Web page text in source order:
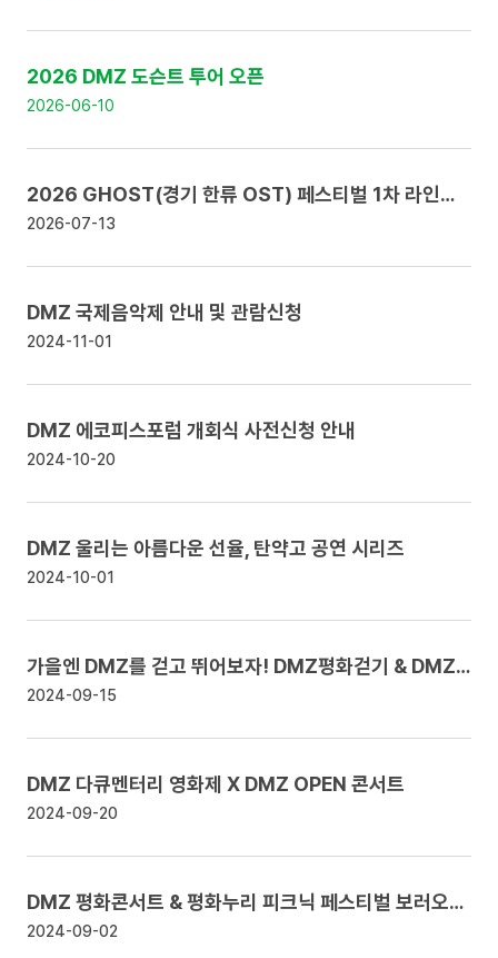
2026 DMZ 도슨트 투어 오픈
2026-06-10
2026 GHOST(경기 한류 OST) 페스티벌 1차 라인업 공개 및 얼리버드 티켓 판매 안내
2026-07-13
DMZ 국제음악제 안내 및 관람신청
2024-11-01
DMZ 에코피스포럼 개회식 사전신청 안내
2024-10-20
DMZ 울리는 아름다운 선율, 탄약고 공연 시리즈
2024-10-01
가을엔 DMZ를 걷고 뛰어보자! DMZ평화걷기 & DMZ평화마라톤 안내
2024-09-15
DMZ 다큐멘터리 영화제 X DMZ OPEN 콘서트
2024-09-20
DMZ 평화콘서트 & 평화누리 피크닉 페스티벌 보러오세요!
2024-09-02